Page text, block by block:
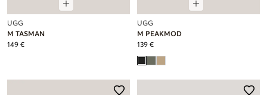
UGG
M TASMAN
149 €
UGG
M PEAKMOD
139 €